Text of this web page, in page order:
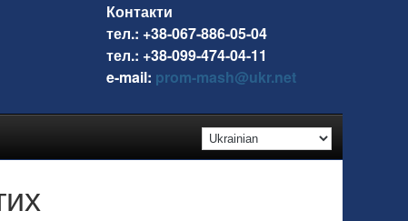
Контакти
тел.: +38-067-886-05-04
тел.: +38-099-474-04-11
e-mail: prom-mash@ukr.net